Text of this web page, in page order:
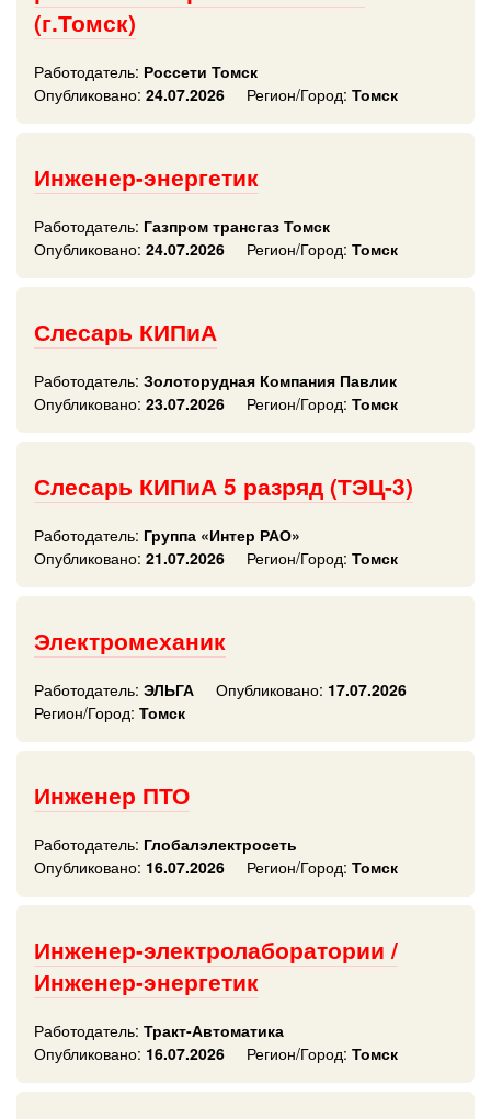
(г.Томск)
Работодатель: Россети Томск
Опубликовано: 24.07.2026 Регион/Город: Томск
Инженер-энергетик
Работодатель: Газпром трансгаз Томск
Опубликовано: 24.07.2026 Регион/Город: Томск
Слесарь КИПиА
Работодатель: Золоторудная Компания Павлик
Опубликовано: 23.07.2026 Регион/Город: Томск
Слесарь КИПиА 5 разряд (ТЭЦ-3)
Работодатель: Группа «Интер РАО»
Опубликовано: 21.07.2026 Регион/Город: Томск
Электромеханик
Работодатель: ЭЛЬГА Опубликовано: 17.07.2026
Регион/Город: Томск
Инженер ПТО
Работодатель: Глобалэлектросеть
Опубликовано: 16.07.2026 Регион/Город: Томск
Инженер-электролаборатории /
Инженер-энергетик
Работодатель: Тракт-Автоматика
Опубликовано: 16.07.2026 Регион/Город: Томск